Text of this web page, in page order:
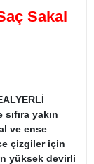
Sakal
yakın
ve ense
çizgiler için
yüksek devirli